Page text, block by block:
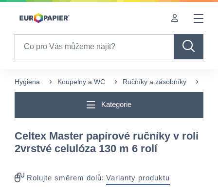
Table Of Content
Často nakupované s tímto produktem
Pro Vás zajímavé produkty
Hygiena Koupelny a WC Ručníky a zásobníky
Kategorie
Celtex Master papírové ručníky v roli
2vrstvé celulóza 130 m 6 rolí
Rolujte směrem dolů: Varianty produktu